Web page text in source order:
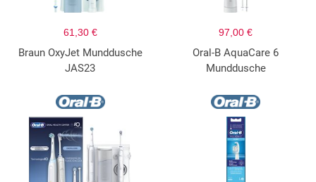
61,30 €
Braun OxyJet Munddusche
JAS23
97,00 €
Oral-B AquaCare 6
Munddusche